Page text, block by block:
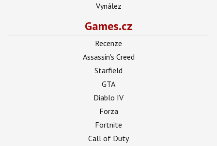
Vynález
Games.cz
Recenze
Assassin's Creed
Starfield
GTA
Diablo IV
Forza
Fortnite
Call of Duty